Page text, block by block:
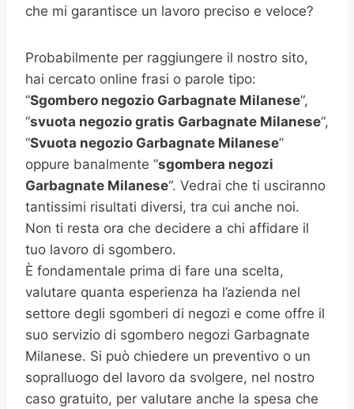
che mi garantisce un lavoro preciso e veloce?
Probabilmente per raggiungere il nostro sito,
hai cercato online frasi o parole tipo:
“Sgombero negozio Garbagnate Milanese“,
“svuota negozio gratis Garbagnate Milanese“,
“Svuota negozio Garbagnate Milanese”
oppure banalmente “sgombera negozi
Garbagnate Milanese“. Vedrai che ti usciranno
tantissimi risultati diversi, tra cui anche noi.
Non ti resta ora che decidere a chi affidare il
tuo lavoro di sgombero.
È fondamentale prima di fare una scelta,
valutare quanta esperienza ha l’azienda nel
settore degli sgomberi di negozi e come offre il
suo servizio di sgombero negozi Garbagnate
Milanese. Si può chiedere un preventivo o un
sopralluogo del lavoro da svolgere, nel nostro
caso gratuito, per valutare anche la spesa che